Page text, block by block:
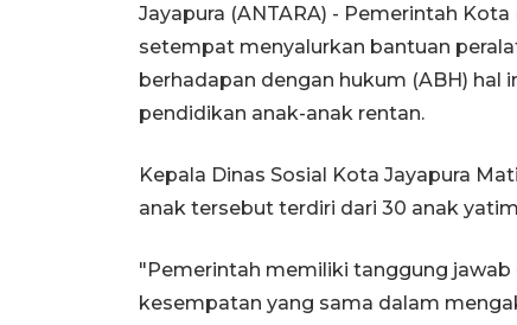
Jayapura (ANTARA) - Pemerintah
setempat menyalurkan bantuan
berhadapan dengan hukum (ABH) hal
pendidikan anak-anak rentan.
Kepala Dinas Sosial Kota Jayapura
anak tersebut terdiri dari 30 anak
"Pemerintah memiliki tanggung
kesempatan yang sama dalam